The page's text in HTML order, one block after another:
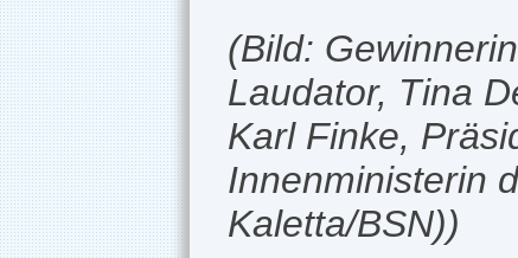
(Bild:
Laudator, Tina
Karl Finke,
Innenministerin
Kaletta/BSN))